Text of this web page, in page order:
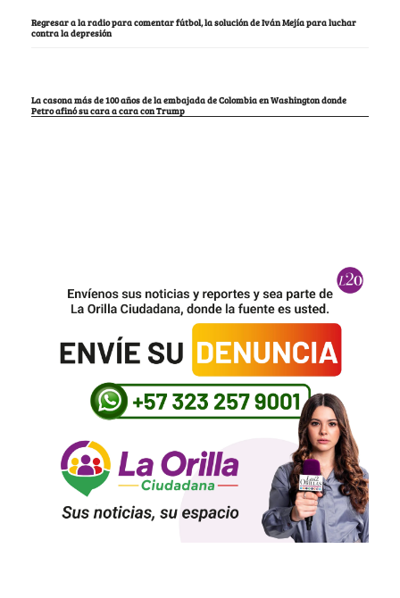
Regresar a la radio para comentar fútbol, la solución de Iván Mejía para luchar
contra la depresión
La casona más de 100 años de la embajada de Colombia en Washington donde
Petro afinó su cara a cara con Trump